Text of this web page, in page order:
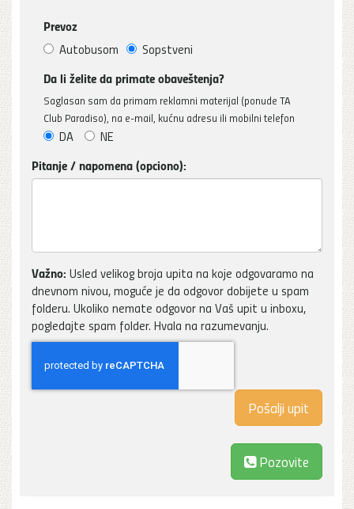
Prevoz
Autobusom Sopstveni
Da li želite da primate obaveštenja?
Saglasan sam da primam reklamni materijal (ponude TA
Club Paradiso), na e-mail, kućnu adresu ili mobilni telefon
DA NE
Pitanje / napomena (opciono):
Važno: Usled velikog broja upita na koje odgovaramo na
dnevnom nivou, moguće je da odgovor dobijete u spam
folderu. Ukoliko nemate odgovor na Vaš upit u inboxu,
pogledajte spam folder. Hvala na razumevanju.
Pozovite